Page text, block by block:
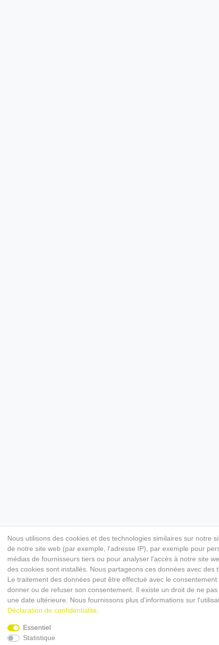
Nous utilisons des cookies et des technologies similaires sur notre
de notre site web (par exemple, l'adresse IP), par exemple pour
médias de fournisseurs tiers ou pour analyser l'accès à notre site
des cookies sont installés. Nous partageons ces données avec
Le traitement des données peut être effectué avec le
donner ou de refuser son consentement. Il existe un droit de ne
une date ultérieure. Nous fournissons plus d'informations sur
Déclaration de confidentialité
Essentiel
Statistique